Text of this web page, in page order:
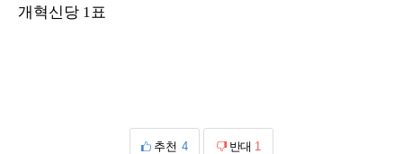
개혁신당 1표
추천 4 반대 1